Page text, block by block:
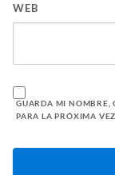
WEB
GUARDA MI NOMBRE,
PARA LA PRÓXIMA